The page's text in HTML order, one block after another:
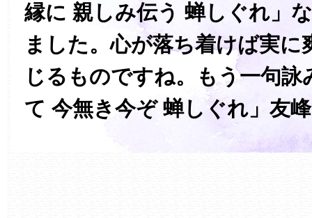
縁に 親しみ伝う 蝉しぐれ」
ました。心が落ち着けば実に
じるものですね。もう一句
て 今無き今ぞ 蝉しぐれ」友